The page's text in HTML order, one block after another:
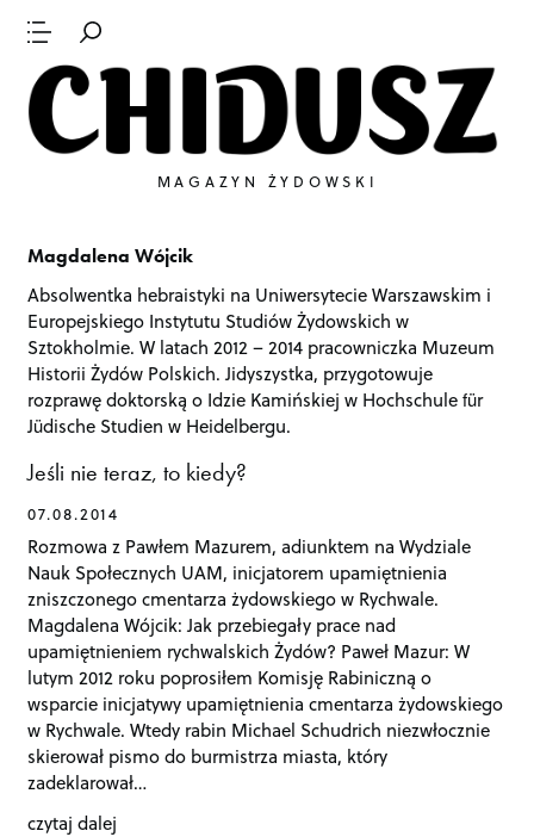
MAGAZYN ŻYDOWSKI
Magdalena Wójcik
Absolwentka hebraistyki na Uniwersytecie Warszawskim i
Europejskiego Instytutu Studiów Żydowskich w
Sztokholmie. W latach 2012 – 2014 pracowniczka Muzeum
Historii Żydów Polskich. Jidyszystka, przygotowuje
rozprawę doktorską o Idzie Kamińskiej w Hochschule für
Jüdische Studien w Heidelbergu.
Jeśli nie teraz, to kiedy?
07.08.2014
Rozmowa z Pawłem Mazurem, adiunktem na Wydziale
Nauk Społecznych UAM, inicjatorem upamiętnienia
zniszczonego cmentarza żydowskiego w Rychwale.
Magdalena Wójcik: Jak przebiegały prace nad
upamiętnieniem rychwalskich Żydów? Paweł Mazur: W
lutym 2012 roku poprosiłem Komisję Rabiniczną o
wsparcie inicjatywy upamiętnienia cmentarza żydowskiego
w Rychwale. Wtedy rabin Michael Schudrich niezwłocznie
skierował pismo do burmistrza miasta, który
zadeklarował…
czytaj dalej
P
s
t
s
n
a
v
i
g
a
t
i
o
n